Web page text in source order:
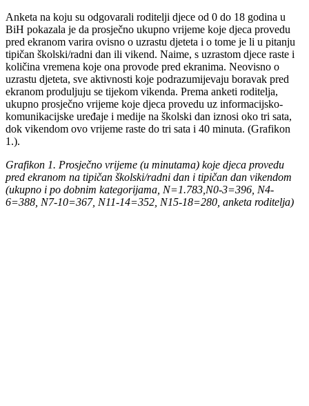
Anketa na koju su odgovarali roditelji djece od 0 do 18 godina u
BiH pokazala je da prosječno ukupno vrijeme koje djeca provedu
pred ekranom varira ovisno o uzrastu djeteta i o tome je li u pitanju
tipičan školski/radni dan ili vikend. Naime, s uzrastom djece raste i
količina vremena koje ona provode pred ekranima. Neovisno o
uzrastu djeteta, sve aktivnosti koje podrazumijevaju boravak pred
ekranom produljuju se tijekom vikenda. Prema anketi roditelja,
ukupno prosječno vrijeme koje djeca provedu uz informacijsko-
komunikacijske uređaje i medije na školski dan iznosi oko tri sata,
dok vikendom ovo vrijeme raste do tri sata i 40 minuta. (Grafikon
1.).
Grafikon 1. Prosječno vrijeme (u minutama) koje djeca provedu
pred ekranom na tipičan školski/radni dan i tipičan dan vikendom
(ukupno i po dobnim kategorijama, N=1.783,N0-3=396, N4-
6=388, N7-10=367, N11-14=352, N15-18=280, anketa roditelja)